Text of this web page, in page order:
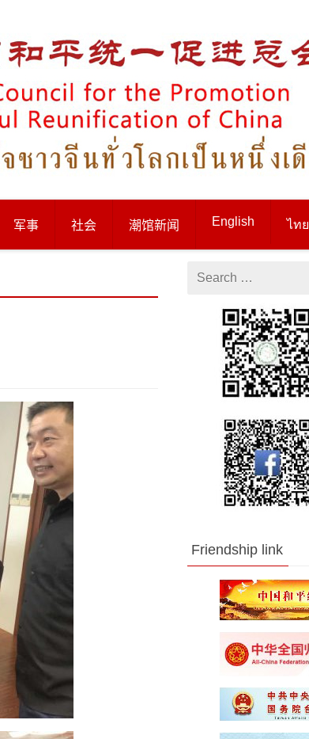
军事 社会 潮馆新闻 English ไทย
for
Friendship link